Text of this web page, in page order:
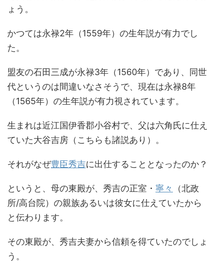
ょう。
かつては永禄2年（1559年）の生年説が有力でし
た。
盟友の石田三成が永禄3年（1560年）であり、同世
代というのは間違いなさそうで、現在は永禄8年
（1565年）の生年説が有力視されています。
生まれは近江国伊香郡小谷村で、父は六角氏に仕え
ていた大谷吉房（こちらも諸説あり）。
それがなぜ豊臣秀吉に出仕することとなったのか？
というと、母の東殿が、秀吉の正室・ 寧々
（北政
所/高台院）の親族あるいは彼女に仕えていたから
と伝わります。
その東殿が、秀吉夫妻から信頼を得ていたのでしょ
う。